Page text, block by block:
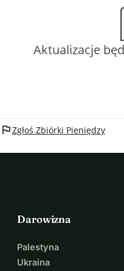
Aktualizacje
flagZgłoś Zbiórki Pieniędzy
Darowizna
Palestyna
Ukraina